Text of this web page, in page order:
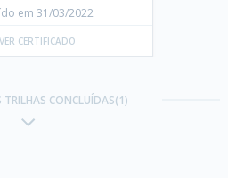
em 31/03/2022
VER CERTIFICADO
TRILHAS CONCLUÍDAS(1)